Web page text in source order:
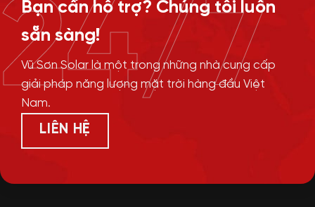
Bạn cần hỗ trợ? Chúng tôi luôn
sẵn sàng!
Vũ Sơn Solar là một trong những nhà cung cấp
giải pháp năng lượng mặt trời hàng đầu Việt
Nam.
LIÊN HỆ
24/7